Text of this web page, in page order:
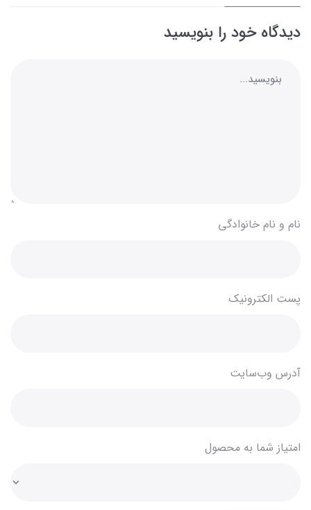
دیدگاه خود را بنویسید
نام و نام خانوادگی
پست الکترونیک
آدرس وب‌سایت
امتیاز شما به محصول